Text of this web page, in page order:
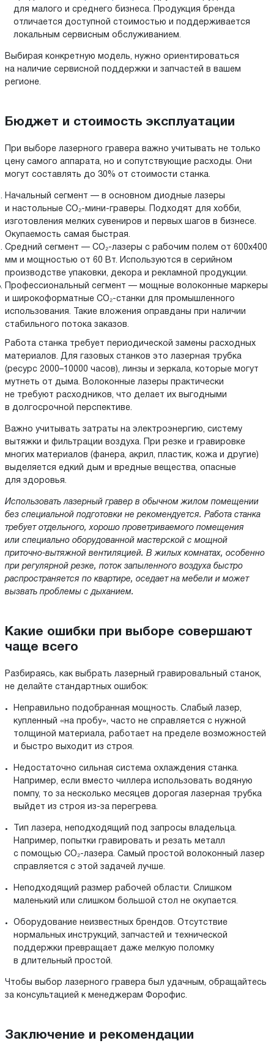
для малого и среднего бизнеса. Продукция бренда
отличается доступной стоимостью и поддерживается
локальным сервисным обслуживанием.
Выбирая конкретную модель, нужно ориентироваться
на наличие сервисной поддержки и запчастей в вашем
регионе.
Бюджет и стоимость эксплуатации
При выборе лазерного гравера важно учитывать не только
цену самого аппарата, но и сопутствующие расходы. Они
могут составлять до 30% от стоимости станка.
Начальный сегмент — в основном диодные лазеры
и настольные CO₂-мини-граверы. Подходят для хобби,
изготовления мелких сувениров и первых шагов в бизнесе.
Окупаемость самая быстрая.
Средний сегмент — CO₂-лазеры с рабочим полем от 600x400
мм и мощностью от 60 Вт. Используются в серийном
производстве упаковки, декора и рекламной продукции.
Профессиональный сегмент — мощные волоконные маркеры
и широкоформатные CO₂-станки для промышленного
использования. Такие вложения оправданы при наличии
стабильного потока заказов.
Работа станка требует периодической замены расходных
материалов. Для газовых станков это лазерная трубка
(ресурс 2000–10000 часов), линзы и зеркала, которые могут
мутнеть от дыма. Волоконные лазеры практически
не требуют расходников, что делает их выгодными
в долгосрочной перспективе.
Важно учитывать затраты на электроэнергию, систему
вытяжки и фильтрации воздуха. При резке и гравировке
многих материалов (фанера, акрил, пластик, кожа и другие)
выделяется едкий дым и вредные вещества, опасные
для здоровья.
Использовать лазерный гравер в обычном жилом помещении
без специальной подготовки не рекомендуется. Работа станка
требует отдельного, хорошо проветриваемого помещения
или специально оборудованной мастерской с мощной
приточно-вытяжной вентиляцией. В жилых комнатах, особенно
при регулярной резке, поток запыленного воздуха быстро
распространяется по квартире, оседает на мебели и может
вызвать проблемы с дыханием.
Какие ошибки при выборе совершают
чаще всего
Разбираясь, как выбрать лазерный гравировальный станок,
не делайте стандартных ошибок:
Неправильно подобранная мощность. Слабый лазер,
купленный «на пробу», часто не справляется с нужной
толщиной материала, работает на пределе возможностей
и быстро выходит из строя.
Недостаточно сильная система охлаждения станка.
Например, если вместо чиллера использовать водяную
помпу, то за несколько месяцев дорогая лазерная трубка
выйдет из строя из-за перегрева.
Тип лазера, неподходящий под запросы владельца.
Например, попытки гравировать и резать металл
с помощью CO₂-лазера. Самый простой волоконный лазер
справляется с этой задачей лучше.
Неподходящий размер рабочей области. Слишком
маленький или слишком большой стол не окупается.
Оборудование неизвестных брендов. Отсутствие
нормальных инструкций, запчастей и технической
поддержки превращает даже мелкую поломку
в длительный простой.
Чтобы выбор лазерного гравера был удачным, обращайтесь
за консультацией к менеджерам Форофис.
Заключение и рекомендации